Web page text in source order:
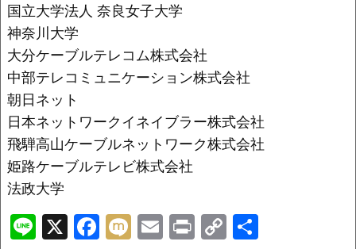
国立大学法人 奈良女子大学
神奈川大学
大分ケーブルテレコム株式会社
中部テレコミュニケーション株式会社
朝日ネット
日本ネットワークイネイブラー株式会社
飛騨高山ケーブルネットワーク株式会社
姫路ケーブルテレビ株式会社
法政大学
Li X
F
M E
Pr C